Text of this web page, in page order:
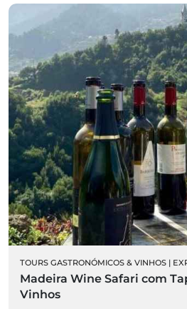
TOURS GASTRONÓMICOS & VINHOS |
Madeira Wine Safari com
Vinhos